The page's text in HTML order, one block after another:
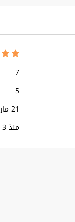
7
5
21 مارس 2022
منذ 3 أيام